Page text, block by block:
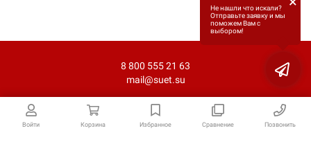
Войти Корзина Избранное Сравнение Позвонить
8 800 555 21 63
mail@suet.su
Не нашли что искали?
Отправьте заявку и мы
поможем Вам с
выбором!